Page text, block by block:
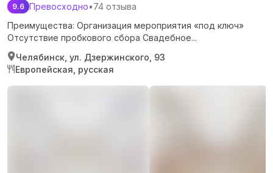
9.6 Превосходно•74 отзыва
Преимущества: Организация мероприятия «под ключ»
Отсутствие пробкового сбора Свадебное...
Челябинск, ул. Дзержинского, 93
Европейская, русская